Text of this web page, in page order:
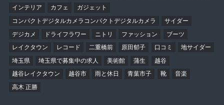
インテリア
カフェ
ガジェット
コンパクトデジタルカメラコンパクトデジタルカメラ
サイダー
デジカメ
ドライフラワー ニトリ ファッション
ブーツ
レイクタウン
レコード 二重橋前 原田郁子 口コミ
地サイダー
埼玉県
埼玉県で募集中の求人 美術館 蒲生
越谷
越谷レイクタウン
越谷市 雨と休日 青葉市子 靴
音楽
高木 正勝